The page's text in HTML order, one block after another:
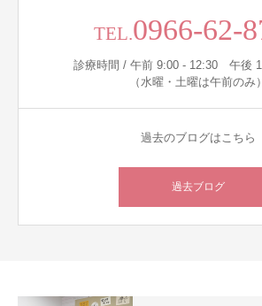
TEL.0966-62-
診療時間 / 午前 9:00 - 12:30 午後
（水曜・土曜は午前のみ）
過去のブログはこちら
過去ブログ